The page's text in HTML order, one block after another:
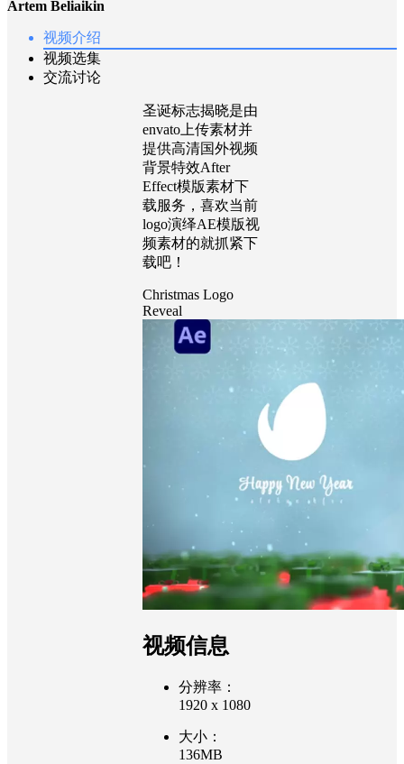
Artem Beliaikin
视频介绍
视频选集
交流讨论
圣诞标志揭晓是由
envato上传素材并
提供高清国外视频
背景特效After
Effect模版素材下
载服务，喜欢当前
logo演绎AE模版视
频素材的就抓紧下
载吧！
Christmas Logo
Reveal
视频信息
分辨率：
1920 x 1080
大小：
136MB